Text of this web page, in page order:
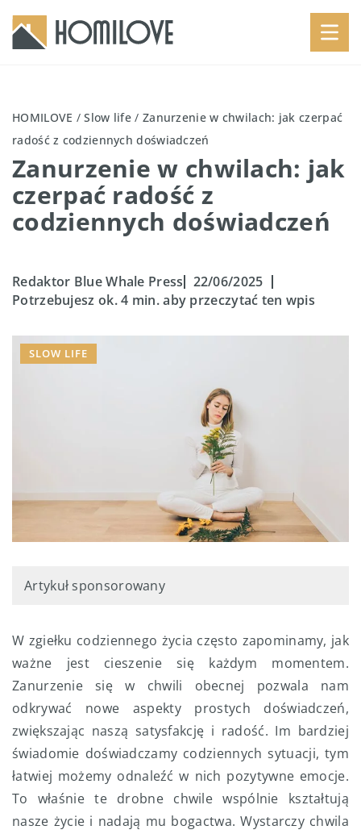
HOMILOVE /Slow life / Zanurzenie w chwilach: jak czerpać
radość z codziennych doświadczeń
Zanurzenie w chwilach: jak
czerpać radość z
codziennych doświadczeń
Redaktor Blue Whale Press
22/06/2025
Potrzebujesz ok. 4 min. aby przeczytać ten wpis
SLOW LIFE
Artykuł sponsorowany
W zgiełku codziennego życia często zapominamy, jak
ważne jest cieszenie się każdym momentem.
Zanurzenie się w chwili obecnej pozwala nam
odkrywać nowe aspekty prostych doświadczeń,
zwiększając naszą satysfakcję i radość. Im bardziej
świadomie doświadczamy codziennych sytuacji, tym
łatwiej możemy odnaleźć w nich pozytywne emocje.
To właśnie te drobne chwile wspólnie kształtują
nasze życie i nadają mu bogactwa. Wystarczy chwila